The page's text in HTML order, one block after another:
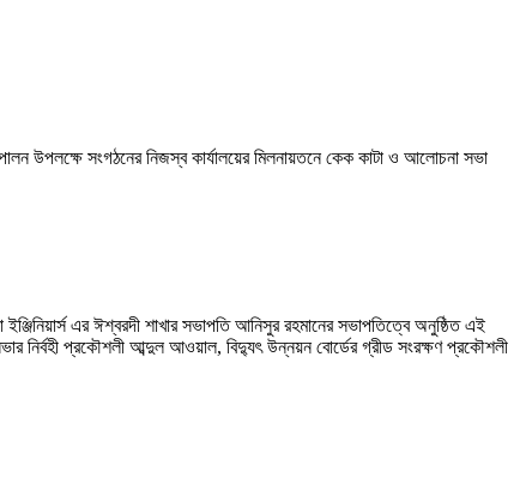
উপলক্ষে সংগঠনের নিজস্ব কার্যালয়ের মিলনায়তনে কেক কাটা ও আলোচনা সভা
এর ঈশ্বরদী শাখার সভাপতি আনিসুর রহমানের সভাপতিত্বে অনুষ্ঠিত এই
প্রকৌশলী আব্দুল আওয়াল, বিদ্যুৎ উন্নয়ন বোর্ডের গ্রীড সংরক্ষণ প্রকৌশলী